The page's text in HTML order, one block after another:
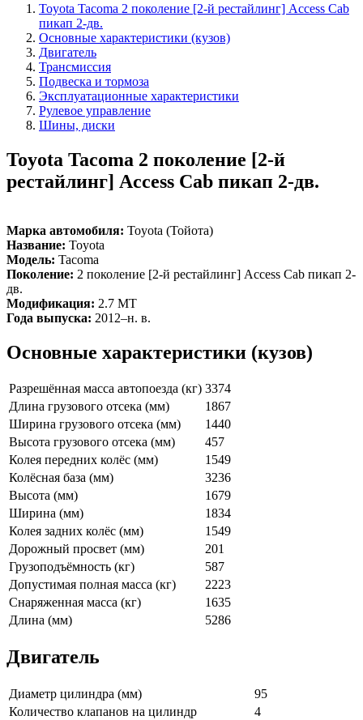
Toyota Tacoma 2 поколение [2-й рестайлинг] Access Cab
пикап 2-дв.
Основные характеристики (кузов)
Двигатель
Трансмиссия
Подвеска и тормоза
Эксплуатационные характеристики
Рулевое управление
Шины, диски
Toyota Tacoma 2 поколение [2-й
рестайлинг] Access Cab пикап 2-дв.
Марка автомобиля: Toyota (Тойота)
Название: Toyota
Модель: Tacoma
Поколение: 2 поколение [2-й рестайлинг] Access Cab пикап 2-
дв.
Модификация: 2.7 MT
Года выпуска: 2012–н. в.
Основные характеристики (кузов)
Разрешённая масса автопоезда (кг) 3374
Длина грузового отсека (мм)
1867
Ширина грузового отсека (мм)
1440
Высота грузового отсека (мм)
457
Колея передних колёс (мм)
1549
Колёсная база (мм)
3236
Высота (мм)
1679
Ширина (мм)
1834
Колея задних колёс (мм)
1549
Дорожный просвет (мм)
201
Грузоподъёмность (кг)
587
Допустимая полная масса (кг)
2223
Снаряженная масса (кг)
1635
Длина (мм)
5286
Двигатель
Диаметр цилиндра (мм)
95
Количество клапанов на цилиндр
4